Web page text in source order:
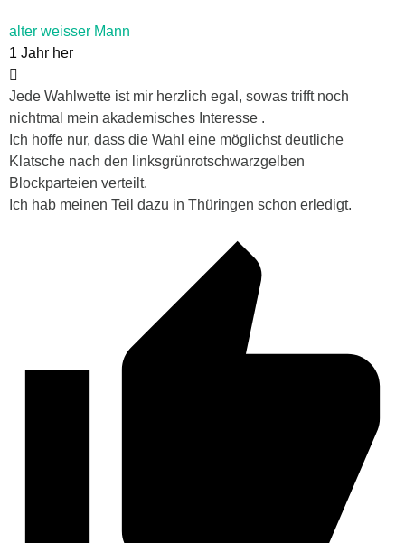
alter weisser Mann
1 Jahr her
Jede Wahlwette ist mir herzlich egal, sowas trifft noch
nichtmal mein akademisches Interesse .
Ich hoffe nur, dass die Wahl eine möglichst deutliche
Klatsche nach den linksgrünrotschwarzgelben
Blockparteien verteilt.
Ich hab meinen Teil dazu in Thüringen schon erledigt.